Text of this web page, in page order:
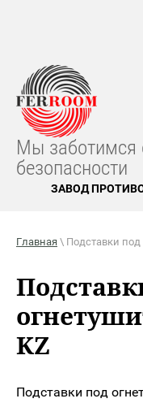
Мы заботимся
безопасности
ЗАВОД
Главная \ Подставки
KZ
Подставки под